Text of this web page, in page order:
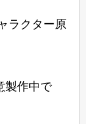
ラクター原
製作中で